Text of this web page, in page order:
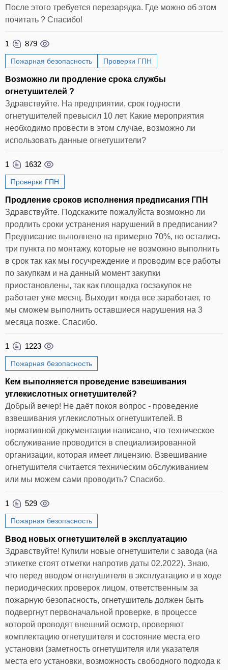
После этого требуется перезарядка. Где можно об этом
почитать ? Спасибо!
1 879
Пожарная безопасность Проверки ГПН
Возможно ли продление срока службы
огнетушителей ?
Здравствуйте. На предприятии, срок годности
огнетушителей превысил 10 лет. Какие мероприятия
необходимо провести в этом случае, возможно ли
использовать данные огнетушители?
1 1632
Проверки ГПН
Продление сроков исполнения предписания ГПН
Здравствуйте. Подскажите пожалуйста возможно ли
продлить сроки устранения нарушений в предписании?
Предписание выполнено на примерно 70%, но остались
три пункта по монтажу, которые не возможно выполнить
в срок так как мы госучреждение и проводим все работы
по закупкам и на данный момент закупки
приостановлены, так как площадка госзакупок не
работает уже месяц. Выходит когда все заработает, то
мы сможем выполнить оставшиеся нарушения на 3
месяца позже. Спасибо.
1 1223
Пожарная безопасность
Кем выполняется проведение взвешивания
углекислотных огнетушителей?
Добрый вечер! Не даёт покоя вопрос - проведение
взвешивания углекислотных огнетушителей. В
нормативной документации написано, что техническое
обслуживание проводится в специализированной
организации, которая имеет лицензию. Взвешивание
огнетушителя считается техническим обслуживанием
или мы можем сами проводить? Спасибо.
1 529
Пожарная безопасность
Ввод новых огнетушителей в эксплуатацию
Здравствуйте! Купили новые огнетушители с завода (на
этикетке стоят отметки напротив даты 02.2022). Знаю,
что перед вводом огнетушителя в эксплуатацию и в ходе
периодических проверок лицом, ответственным за
пожарную безопасность, огнетушитель должен быть
подвергнут первоначальной проверке, в процессе
которой проводят внешний осмотр, проверяют
комплектацию огнетушителя и состояние места его
установки (заметность огнетушителя или указателя
места его установки, возможность свободного подхода к